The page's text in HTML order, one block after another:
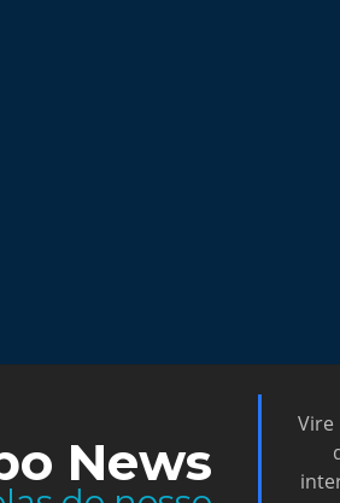
News
Vire